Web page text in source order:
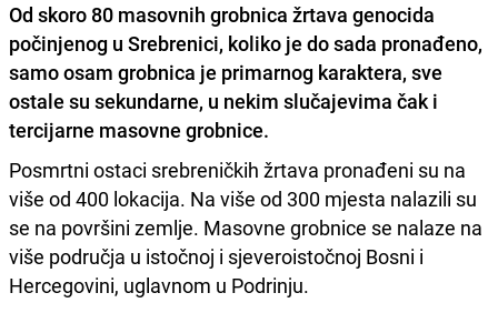
Od skoro 80 masovnih grobnica žrtava genocida
počinjenog u Srebrenici, koliko je do sada pronađeno,
samo osam grobnica je primarnog karaktera, sve
ostale su sekundarne, u nekim slučajevima čak i
tercijarne masovne grobnice.
Posmrtni ostaci srebreničkih žrtava pronađeni su na
više od 400 lokacija. Na više od 300 mjesta nalazili su
se na površini zemlje. Masovne grobnice se nalaze na
više područja u istočnoj i sjeveroistočnoj Bosni i
Hercegovini, uglavnom u Podrinju.